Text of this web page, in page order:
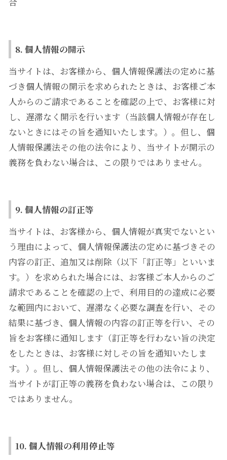
8. 個人情報の開示
当サイトは、お客様から、個人情報保護法の定めに基
づき個人情報の開示を求められたときは、お客様ご本
人からのご請求であることを確認の上で、お客様に対
し、遅滞なく開示を行います（当該個人情報が存在し
ないときにはその旨を通知いたします。）。但し、個
人情報保護法その他の法令により、当サイトが開示の
義務を負わない場合は、この限りではありません。
9. 個人情報の訂正等
当サイトは、お客様から、個人情報が真実でないとい
う理由によって、個人情報保護法の定めに基づきその
内容の訂正、追加又は削除（以下「訂正等」といいま
す。）を求められた場合には、お客様ご本人からのご
請求であることを確認の上で、利用目的の達成に必要
な範囲内において、遅滞なく必要な調査を行い、その
結果に基づき、個人情報の内容の訂正等を行い、その
旨をお客様に通知します（訂正等を行わない旨の決定
をしたときは、お客様に対しその旨を通知いたしま
す。）。但し、個人情報保護法その他の法令により、
当サイトが訂正等の義務を負わない場合は、この限り
ではありません。
10. 個人情報の利用停止等